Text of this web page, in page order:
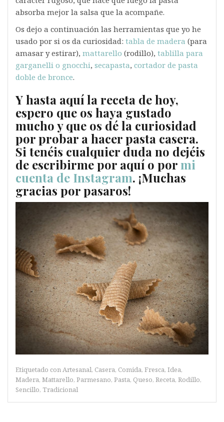
absorba mejor la salsa que la acompañe.
Os dejo a continuación las herramientas que yo he
usado por si os da curiosidad: tabla de madera (para
amasar y estirar), mattarello (rodillo), tablilla para
garganelli o gnocchi, secapasta, cortador de pasta
doble de bronce.
Y hasta aquí la receta de hoy,
espero que os haya gustado
mucho y que os dé la curiosidad
por probar a hacer pasta casera.
Si tenéis cualquier duda no dejéis
de escribirme por aquí o pormi
cuenta de Instagram. ¡Muchas
gracias por pasaros!
Etiquetado conArtesanal, Casera, Comida, Fresca, Idea,
Madera, Mattarello, Parmesano, Pasta, Queso, Receta, Rodillo,
Sencillo, Tradicional